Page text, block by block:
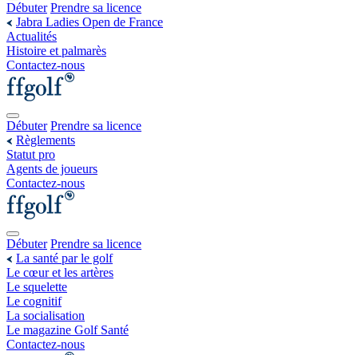
Débuter Prendre sa licence
Jabra Ladies Open de France
Actualités
Histoire et palmarès
Contactez-nous
Débuter Prendre sa licence
Règlements
Statut pro
Agents de joueurs
Contactez-nous
Débuter Prendre sa licence
La santé par le golf
Le cœur et les artères
Le squelette
Le cognitif
La socialisation
Le magazine Golf Santé
Contactez-nous